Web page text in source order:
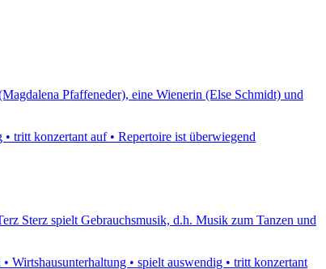
Pfaffeneder), eine Wienerin (Else Schmidt) und
tritt konzertant auf • Repertoire ist überwiegend
Sterz spielt Gebrauchsmusik, d.h. Musik zum Tanzen und
Wirtshausunterhaltung • spielt auswendig • tritt konzertant